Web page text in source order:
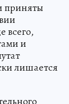
приняты
всего,
и
лишается